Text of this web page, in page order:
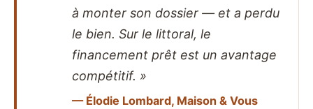
à monter son dossier — et a perdu
le bien. Sur le littoral, le
financement prêt est un avantage
compétitif. »
— Élodie Lombard, Maison & Vous